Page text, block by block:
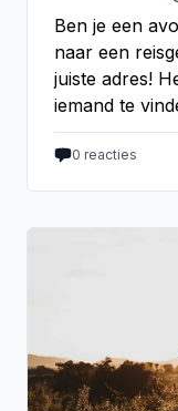
Ben je een
naar een
juiste adres!
iemand te
0 reacties